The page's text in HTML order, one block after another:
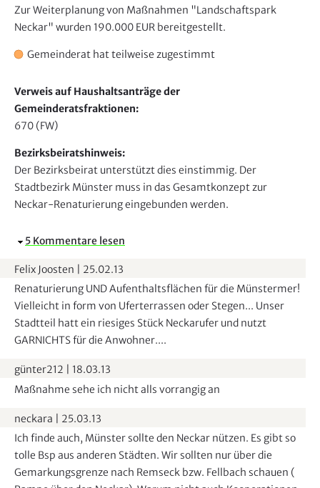
Zur Weiterplanung von Maßnahmen "Landschaftspark
Neckar" wurden 190.000 EUR bereitgestellt.
Gemeinderat hat teilweise zugestimmt
Verweis auf Haushaltsanträge der
Gemeinderatsfraktionen:
670 (FW)
Bezirksbeiratshinweis:
Der Bezirksbeirat unterstützt dies einstimmig. Der
Stadtbezirk Münster muss in das Gesamtkonzept zur
Neckar-Renaturierung eingebunden werden.
A
s
b
l
e
n
n
5 Kommentare lesen
Felix Joosten
25.02.13
Renaturierung UND Aufenthaltsflächen für die Münstermer!
Vielleicht in form von Uferterrassen oder Stegen... Unser
Stadtteil hatt ein riesiges Stück Neckarufer und nutzt
GARNICHTS für die Anwohner....
günter212
18.03.13
Maßnahme sehe ich nicht alls vorrangig an
neckara
25.03.13
Ich finde auch, Münster sollte den Neckar nützen. Es gibt so
tolle Bsp aus anderen Städten. Wir sollten nur über die
Gemarkungsgrenze nach Remseck bzw. Fellbach schauen (